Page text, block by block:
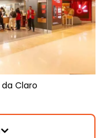
Claro